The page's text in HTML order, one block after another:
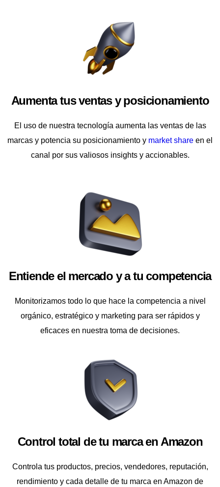
Aumenta tus ventas y posicionamiento
El uso de nuestra tecnología aumenta las ventas de las
marcas y potencia su posicionamiento y market share en el
canal por sus valiosos insights y accionables.
Entiende el mercado y a tu competencia
Monitorizamos todo lo que hace la competencia a nivel
orgánico, estratégico y marketing para ser rápidos y
eficaces en nuestra toma de decisiones.
Control total de tu marca en Amazon
Controla tus productos, precios, vendedores, reputación,
rendimiento y cada detalle de tu marca en Amazon de